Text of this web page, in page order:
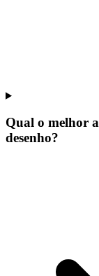
Qual o melhor
desenho?